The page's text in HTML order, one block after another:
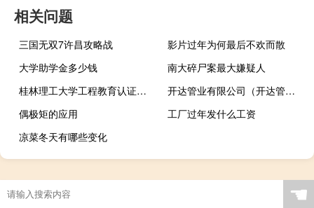
相关问题
三国无双7许昌攻略战
影片过年为何最后不欢而散
大学助学金多少钱
南大碎尸案最大嫌疑人
桂林理工大学工程教育认证专业有哪些
开达管业有限公司（开达管业）
偶极矩的应用
工厂过年发什么工资
凉菜冬天有哪些变化
☚